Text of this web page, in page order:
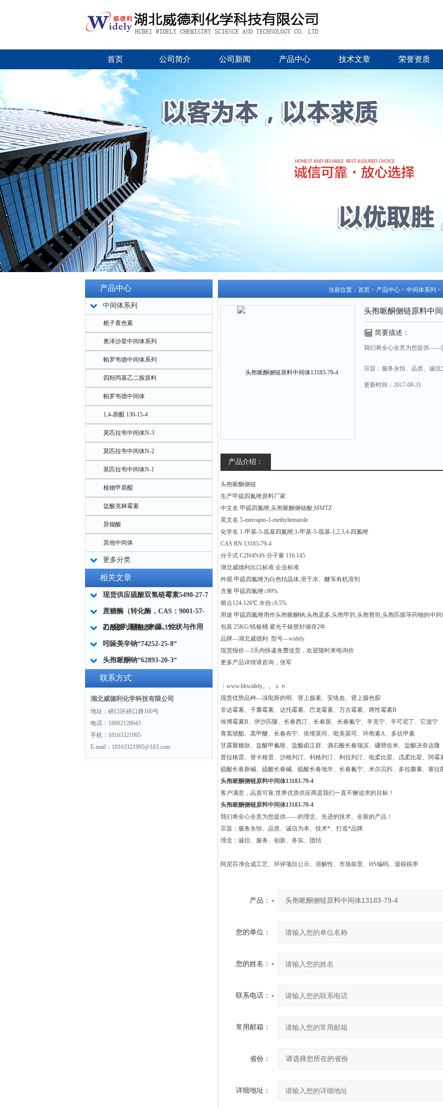
首页 公司简介 公司新闻 产品中心 技术文章 荣誉资质
产品中心
中间体系列
栀子黄色素
奥泽沙星中间体系列
帕罗韦德中间体系列
四羟丙基乙二胺原料
帕罗韦德中间体
1,4-萘醌 130-15-4
莫匹拉韦中间体N-3
莫匹拉韦中间体N-2
莫匹拉韦中间体N-1
植物甲萘醌
盐酸克林霉素
异烟酸
其他中间体
更多分类
相关文章
现货供应硫酸双氢链霉素5490-27-7
蔗糖酶（转化酶，CAS：9001-57-
4）化学原料：来源、性状与作用
乙酰胺；醋酰胺“60-35-5“
吲哚美辛钠“74252-25-8“
头孢哌酮钠“62893-20-3“
联系方式
湖北威德利化学科技有限公司
地址：硚口区硚口路160号
电话：18062128043
手机：18163321995
E-mail：18163321995@163.com
当前位置： 首页 > 产品中心 > 中间体系列 >
头孢哌酮侧链原料中间
简要描述：
我们将全心全意为您提供——
宗旨：服务永恒、品质、诚
头孢哌酮侧链原料中间体
更新时间： 2017-08-31
产品介绍：
头孢哌酮侧链
生产甲硫四氮唑原料厂家
中文名 甲硫四氮唑,头孢哌酮侧链酸;MMTZ
英文名 5-mercapto-1-methyltetrazole
化学名 1-甲基-5-巯基四氮唑;1-甲基-5-巯基-1,2,3,4-四氮唑
CAS RN 13183-79-4
分子式 C2H4N4S 分子量 116.145
湖北威德利出口标准 企业标准
外观 甲硫四氮唑为白色结晶体,溶于水、醚等有机溶剂
含量 甲硫四氮唑≥99%
熔点124-126℃ 水份≤0.5%
用途 甲硫四氮唑用作头孢哌酮钠,头孢孟多,头孢甲肟,头孢替坦,头孢匹胺等药物的中间
包装 25KG/纸板桶 避光干燥密封储存2年
品牌—湖北威德利 型号—widely
现货报价—3天内快递免费送货，欢迎随时来电询价
更多产品详情请咨询，张军
：www.hbwidely。。ｃｎ
现货优势品种—溴吡斯的明、肾上腺素、安络血、肾上腺色腙
非达霉素、子囊霉素、达托霉素、巴龙霉素、万古霉素、两性霉素B
埃博霉素B、伊沙匹隆、长春西汀、长春胺、长春氟宁、辛克宁、辛可尼丁、它波宁
青蒿琥酯、蒿甲醚、长春布宁、依维莫司、吡美莫司、环孢素A、多抗甲素
甘露聚糖肽、盐酸甲氟喹、盐酸卤泛群、酒石酸长春瑞滨、硼替佐米、盐酸决奈达隆
普拉格雷、替卡格雷、沙格列汀、利格列汀、利拉列汀、吡柔比星、戊柔比星、阿霉
硫酸长春新碱、硫酸长春碱、硫酸长春地辛、长春氟宁、米尔贝肟、多拉菌素、塞拉
头孢哌酮侧链原料中间体13183-79-4
客户满意，品质可靠,世界优质供应商是我们一直不懈追求的目标！
头孢哌酮侧链原料中间体13183-79-4
我们将全心全意为您提供——的理念、先进的技术、全新的产品！
宗旨：服务永恒、品质、诚信为本、技术*、打造*品牌
理念：诚信、服务、创新、务实、团结
阿尼芬净合成工艺、环评项目公示、溶解性、市场前景、HS编码、退税税率
产品：
您的单位：
您的姓名：
联系电话：
常用邮箱：
省份：
详细地址：